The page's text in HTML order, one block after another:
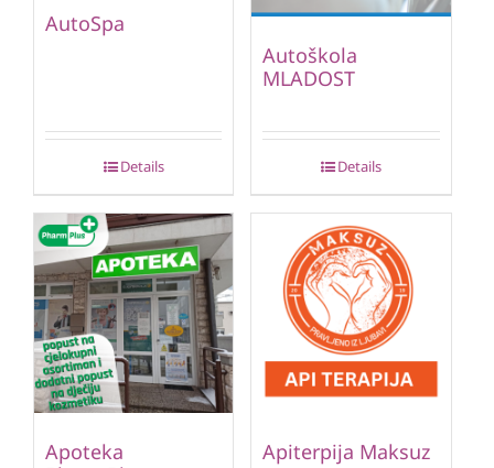
AutoSpa
Details
Autoškola
MLADOST
Details
Apoteka
Apiterpija Maksuz